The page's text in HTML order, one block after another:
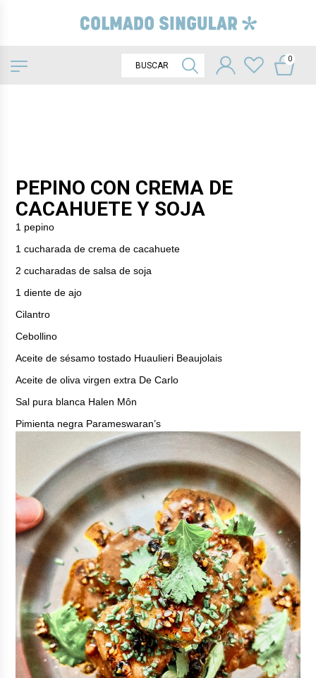
0
PEPINO CON CREMA DE
CACAHUETE Y SOJA
1 pepino
1 cucharada de crema de cacahuete
2 cucharadas de salsa de soja
1 diente de ajo
Cilantro
Cebollino
Aceite de sésamo tostado Huaulieri Beaujolais
Aceite de oliva virgen extra De Carlo
Sal pura blanca Halen Môn
Pimienta negra Parameswaran’s